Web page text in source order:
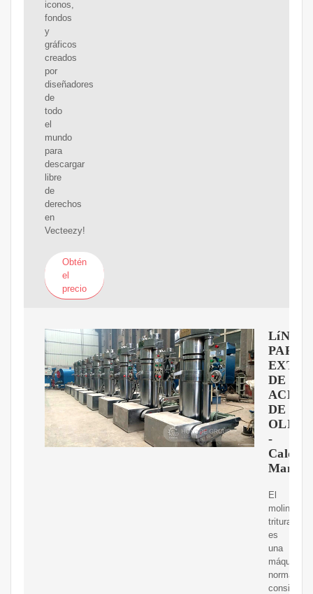
iconos,
fondos
y
gráficos
creados
por
diseñadores
de
todo
el
mundo
para
descargar
libre
de
derechos
en
Vecteezy!
Obtén
el
precio
PARA
DE
DE
OLIVA
-
El
molino
triturador
es
una
máquina